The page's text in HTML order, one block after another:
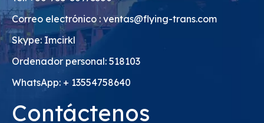
Correo electrónico : ventas@flying-trans.com
Skype: Imcirkl
Ordenador personal: 518103
WhatsApp: + 13554758640
Contáctenos